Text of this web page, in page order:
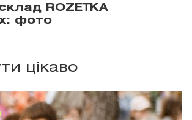
ROZETKA
фото
цікаво